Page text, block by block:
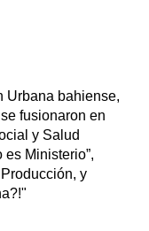
Urbana bahiense,
fusionaron en
y Salud
Ministerio”,
y